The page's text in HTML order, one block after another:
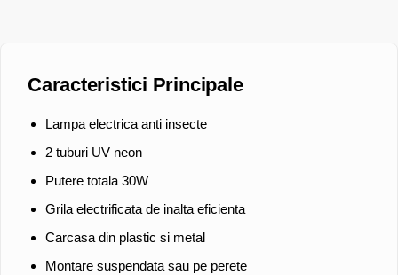
Caracteristici Principale
Lampa electrica anti insecte
2 tuburi UV neon
Putere totala 30W
Grila electrificata de inalta eficienta
Carcasa din plastic si metal
Montare suspendata sau pe perete